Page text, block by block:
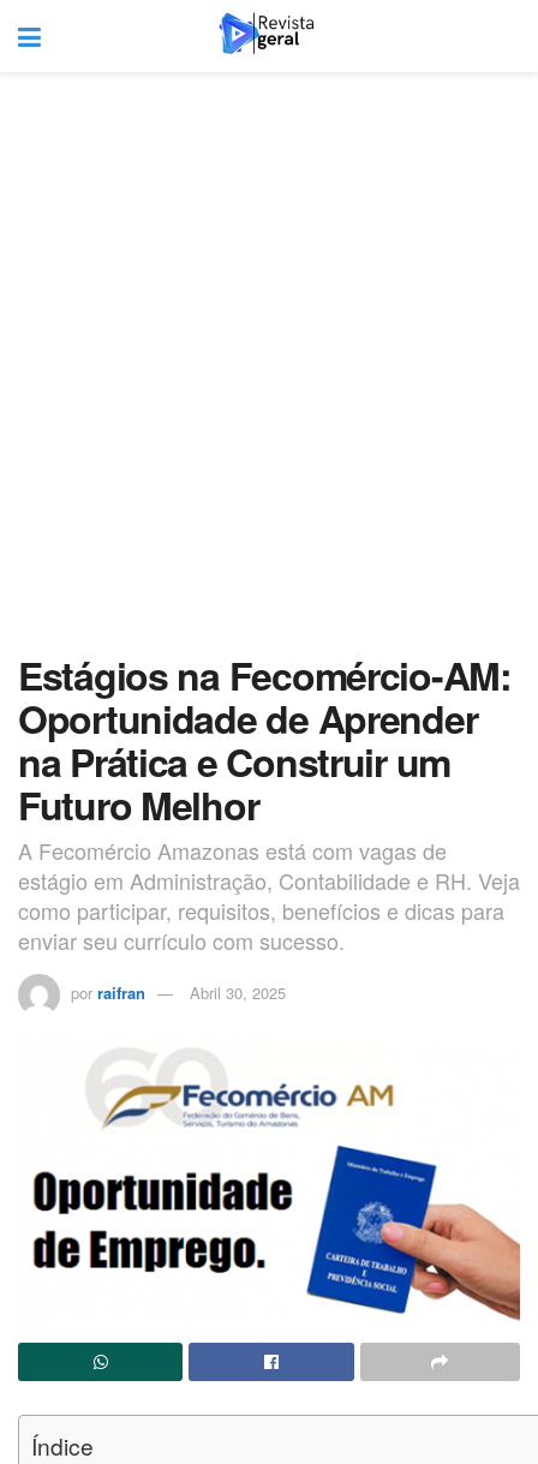
Estágios na Fecomércio-AM:
Oportunidade de Aprender
na Prática e Construir um
Futuro Melhor
A Fecomércio Amazonas está com vagas de
estágio em Administração, Contabilidade e RH. Veja
como participar, requisitos, benefícios e dicas para
enviar seu currículo com sucesso.
por raifran Abril 30, 2025
Índice